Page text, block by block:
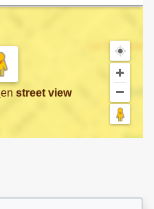
en street view